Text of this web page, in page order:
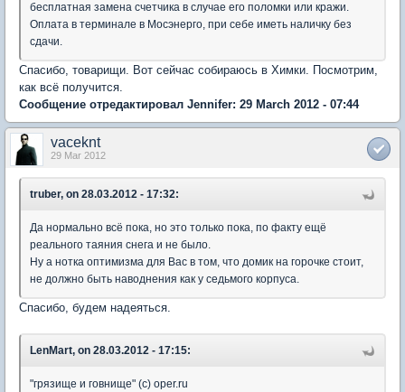
бесплатная замена счетчика в случае его поломки или кражи.
Оплата в терминале в Мосэнерго, при себе иметь наличку без
сдачи.
Спасибо, товарищи. Вот сейчас собираюсь в Химки. Посмотрим,
как всё получится.
Сообщение отредактировал Jennifer: 29 March 2012 - 07:44
vaceknt
29 Mar 2012
truber, on 28.03.2012 - 17:32:
Да нормально всё пока, но это только пока, по факту ещё
реального таяния снега и не было.
Ну а нотка оптимизма для Вас в том, что домик на горочке стоит,
не должно быть наводнения как у седьмого корпуса.
Спасибо, будем надеяться.
LenMart, on 28.03.2012 - 17:15:
"грязище и говнище" (с) oper.ru